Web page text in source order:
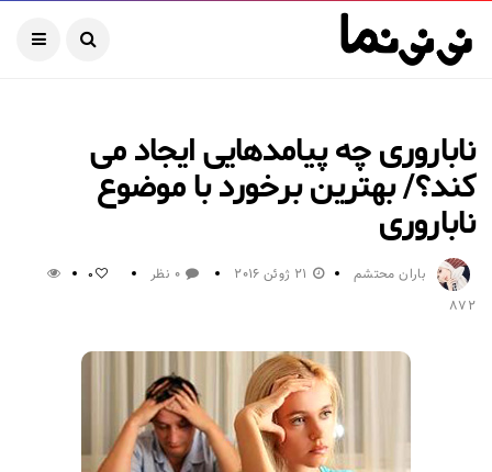
ناباروری چه پیامدهایی ایجاد می
کند؟/ بهترین برخورد با موضوع
ناباروری
باران محتشم 21 ژوئن 2016 0 نظر 0
872